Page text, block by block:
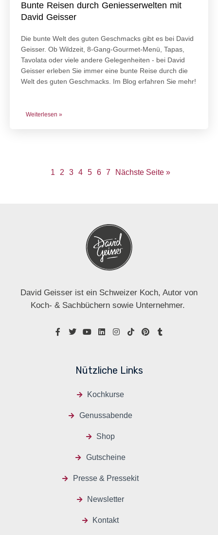
Bunte Reisen durch Geniesserwelten mit
David Geisser
Die bunte Welt des guten Geschmacks gibt es bei David
Geisser. Ob Wildzeit, 8-Gang-Gourmet-Menü, Tapas,
Tavolata oder viele andere Gelegenheiten - bei David
Geisser erleben Sie immer eine bunte Reise durch die
Welt des guten Geschmacks. Im Blog erfahren Sie mehr!
Weiterlesen »
1 2 3 4 5 6 7 Nächste Seite »
David Geisser ist ein Schweizer Koch, Autor von
Koch- & Sachbüchern sowie Unternehmer.
Nützliche Links
Kochkurse
Genussabende
Shop
Gutscheine
Presse & Pressekit
Newsletter
Kontakt